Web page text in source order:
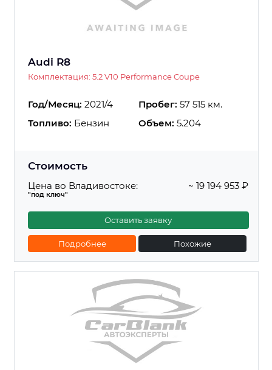
Audi R8
Комплектация: 5.2 V10 Performance Coupe
Год/Месяц: 2021/4 Пробег: 57 515 км.
Топливо: Бензин Объем: 5.204
Стоимость
Цена во Владивостоке:
"под ключ"
~ 19 194 953 ₽
Оставить заявку
Подробнее Похожие